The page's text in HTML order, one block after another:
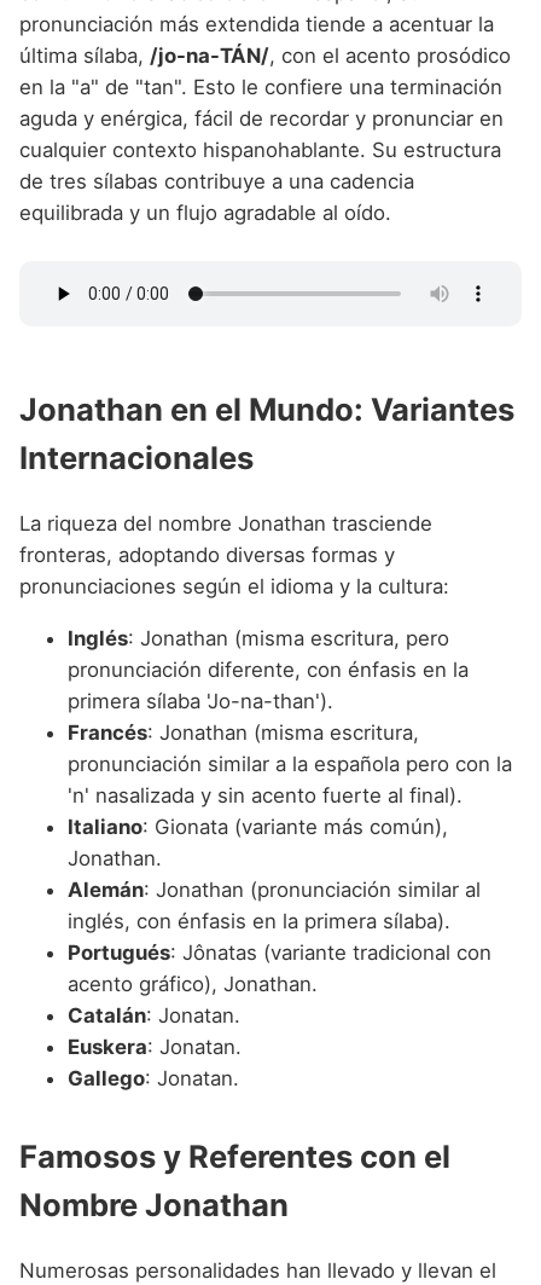
pronunciación más extendida tiende a acentuar la
última sílaba, /jo-na-TÁN/, con el acento prosódico
en la "a" de "tan". Esto le confiere una terminación
aguda y enérgica, fácil de recordar y pronunciar en
cualquier contexto hispanohablante. Su estructura
de tres sílabas contribuye a una cadencia
equilibrada y un flujo agradable al oído.
Jonathan en el Mundo: Variantes
Internacionales
La riqueza del nombre Jonathan trasciende
fronteras, adoptando diversas formas y
pronunciaciones según el idioma y la cultura:
Inglés: Jonathan (misma escritura, pero
pronunciación diferente, con énfasis en la
primera sílaba 'Jo-na-than').
Francés: Jonathan (misma escritura,
pronunciación similar a la española pero con la
'n' nasalizada y sin acento fuerte al final).
Italiano: Gionata (variante más común),
Jonathan.
Alemán: Jonathan (pronunciación similar al
inglés, con énfasis en la primera sílaba).
Portugués: Jônatas (variante tradicional con
acento gráfico), Jonathan.
Catalán: Jonatan.
Euskera: Jonatan.
Gallego: Jonatan.
Famosos y Referentes con el
Nombre Jonathan
Numerosas personalidades han llevado y llevan el